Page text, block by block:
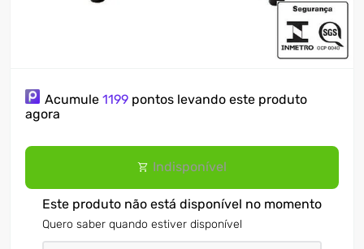
Acumule 1199 pontos levando este produto
agora
Indisponível
Este produto não está disponível no momento
Quero saber quando estiver disponível